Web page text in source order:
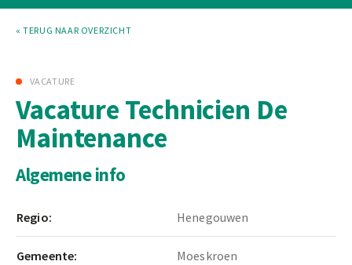
« TERUG NAAR OVERZICHT
VACATURE
Vacature Technicien De
Maintenance
Algemene info
Regio: Henegouwen
Gemeente: Moeskroen